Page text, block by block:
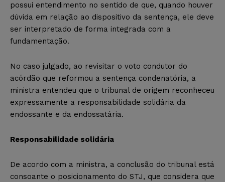
possui entendimento no sentido de que, quando houver
dúvida em relação ao dispositivo da sentença, ele deve
ser interpretado de forma integrada com a
fundamentação.
No caso julgado, ao revisitar o voto condutor do
acórdão que reformou a sentença condenatória, a
ministra entendeu que o tribunal de origem reconheceu
expressamente a responsabilidade solidária da
endossante e da endossatária.
Responsabilidade solidária
De acordo com a ministra, a conclusão do tribunal está
consoante o posicionamento do STJ, que considera que